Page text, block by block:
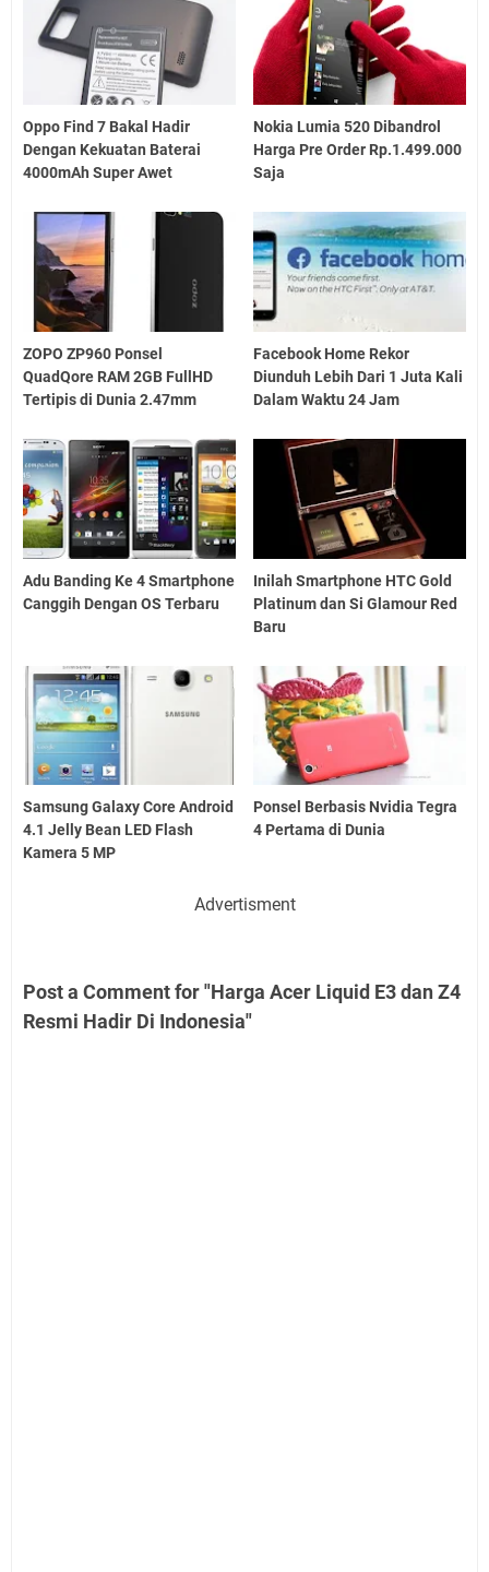
Oppo Find 7 Bakal Hadir
Dengan Kekuatan Baterai
4000mAh Super Awet
Nokia Lumia 520 Dibandrol
Harga Pre Order Rp.1.499.000
Saja
ZOPO ZP960 Ponsel
QuadQore RAM 2GB FullHD
Tertipis di Dunia 2.47mm
Facebook Home Rekor
Diunduh Lebih Dari 1 Juta Kali
Dalam Waktu 24 Jam
Adu Banding Ke 4 Smartphone
Canggih Dengan OS Terbaru
Inilah Smartphone HTC Gold
Platinum dan Si Glamour Red
Baru
Samsung Galaxy Core Android
4.1 Jelly Bean LED Flash
Kamera 5 MP
Ponsel Berbasis Nvidia Tegra
4 Pertama di Dunia
Advertisment
Post a Comment for "Harga Acer Liquid E3 dan Z4
Resmi Hadir Di Indonesia"